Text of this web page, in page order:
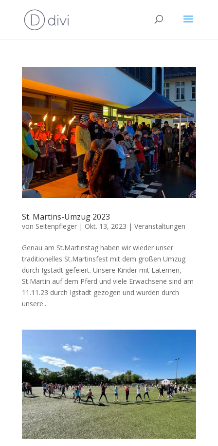
St. Martins-Umzug 2023
von Seitenpfleger| Okt. 13, 2023 | Veranstaltungen
Genau am St.Martinstag haben wir wieder unser
traditionelles St.Martinsfest mit dem großen Umzug
durch Igstadt gefeiert. Unsere Kinder mit Laternen,
St.Martin auf dem Pferd und viele Erwachsene sind am
11.11.23 durch Igstadt gezogen und wurden durch
unsere...